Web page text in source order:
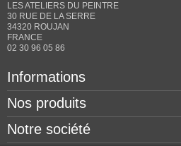
LES ATELIERS DU PEINTRE
30 RUE DE LA SERRE
34320 ROUJAN
FRANCE
02 30 96 05 86
Informations
Nos produits
Notre société